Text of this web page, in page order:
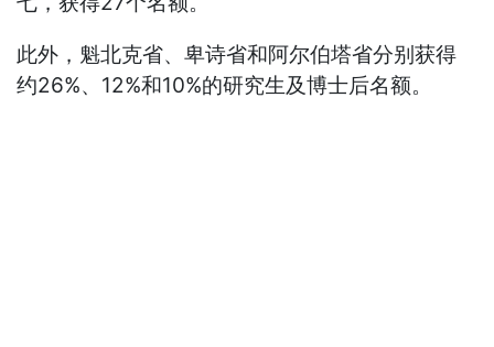
此外，魁北克省、卑诗省和阿尔伯塔省分别获得
约26%、12%和10%的研究生及博士后名额。